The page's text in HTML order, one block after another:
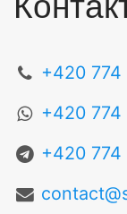
+420 774
+420 774
+420 774